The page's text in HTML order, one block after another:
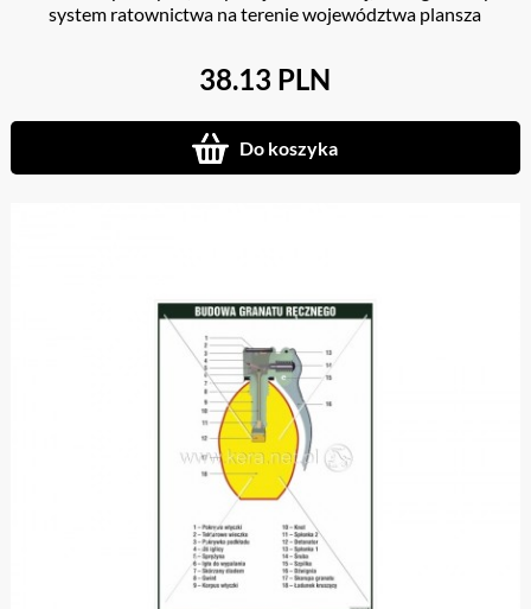
system ratownictwa na terenie województwa plansza
38.13 PLN
Do koszyka